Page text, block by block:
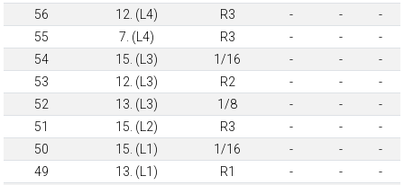
56
12. (L4) R3 - -
-
55
7. (L4) R3 - -
-
54
15. (L3) 1/16 - -
-
53
12. (L3) R2 - -
-
52
13. (L3) 1/8 - -
-
51
15. (L2) R3 - -
-
50
15. (L1) 1/16 - -
-
49
13. (L1) R1 - -
-